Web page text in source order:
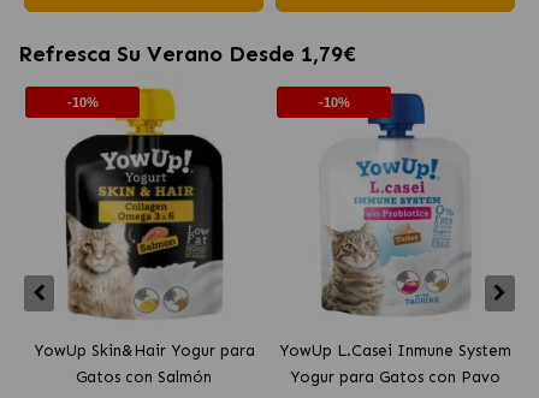
Refresca Su Verano Desde 1,79€
-10%
YowUp Skin&Hair Yogur para
Gatos con Salmón
-10%
YowUp L.Casei Inmune System
Yogur para Gatos con Pavo